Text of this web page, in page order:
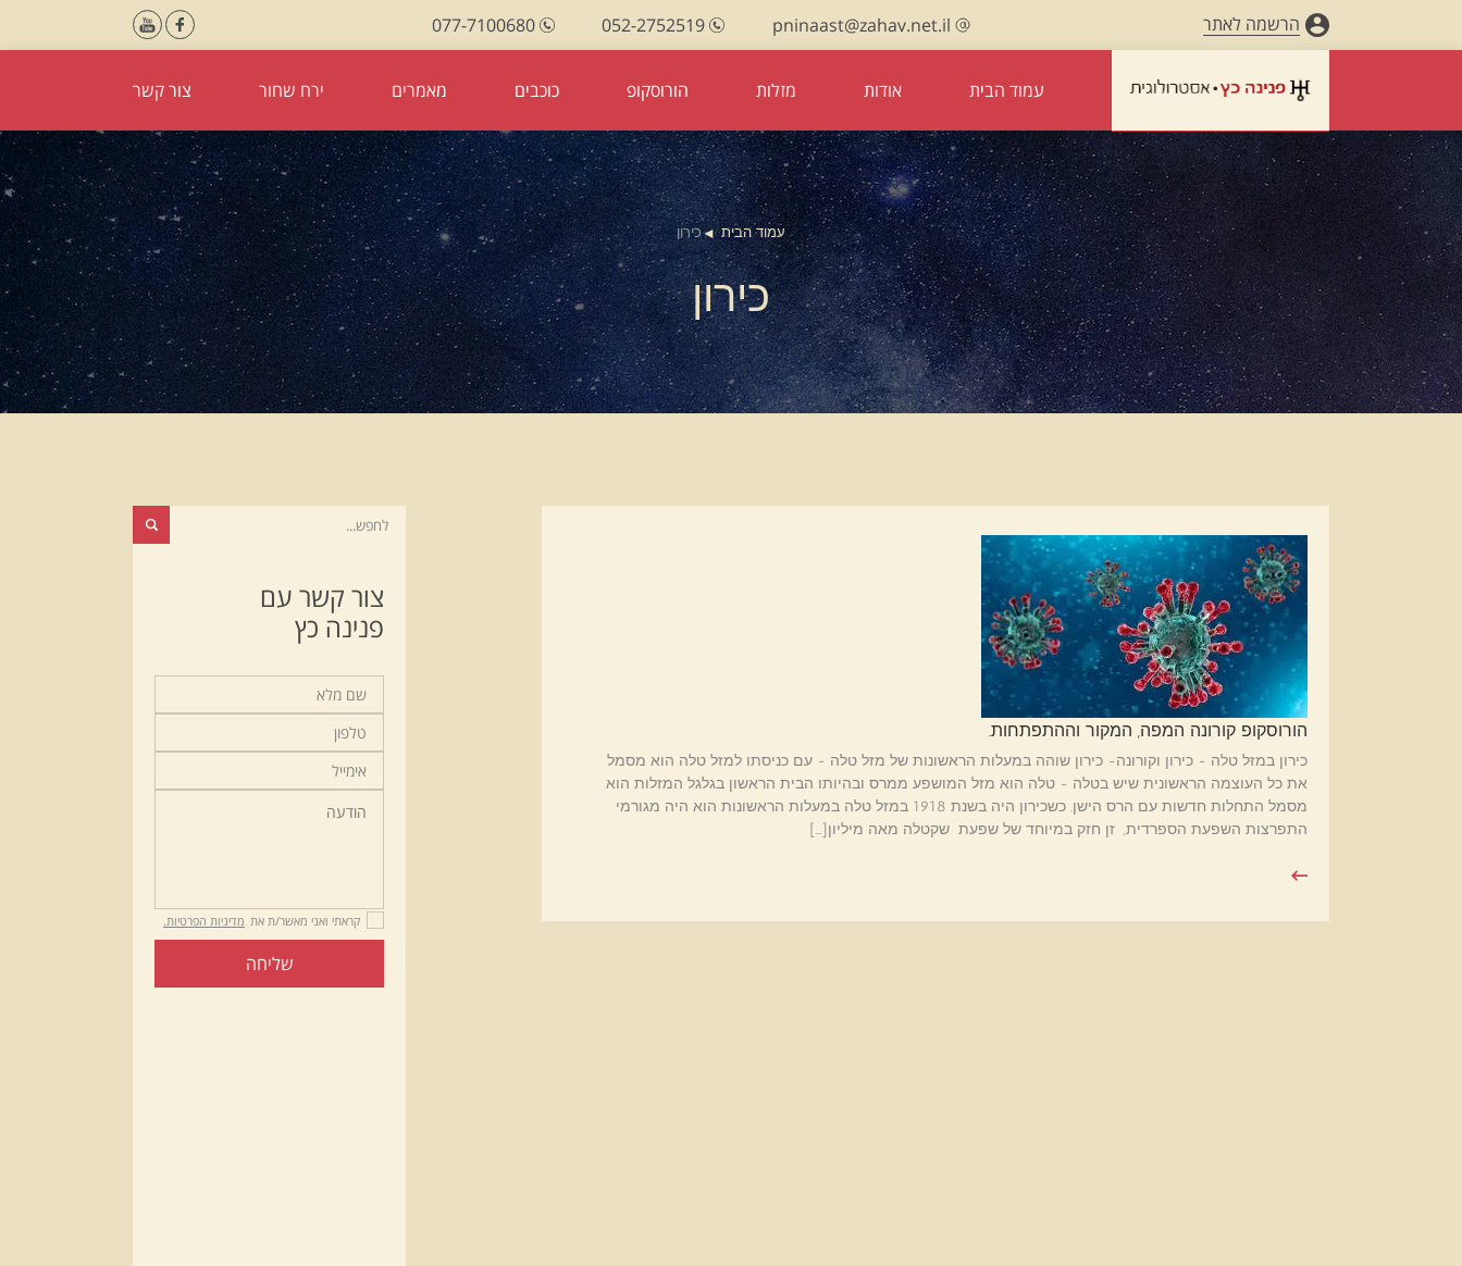
הרשמה לאתר pninaast@zahav.net.il
052-2752519
077-7100680
עמוד הבית אודות מזלות הורוסקופ כוכבים מאמרים ירח שחור צור קשר
עמוד הבית כירון
כירון
הורוסקופ קורונה המפה, המקור וההתפתחות.
כירון במזל טלה - כירון וקורונה- כירון שוהה במעלות הראשונות של מזל טלה - עם כניסתו למזל טלה הוא מסמל
את כל העוצמה הראשונית שיש בטלה - טלה הוא מזל המושפע ממרס ובהיותו הבית הראשון בגלגל המזלות הוא
מסמל התחלות חדשות עם הרס הישן. כשכירון היה בשנת 1918 במזל טלה במעלות הראשונות הוא היה מגורמי
התפרצות השפעת הספרדית, זן חזק במיוחד של שפעת שקטלה מאה מיליון[…]
צור קשר עם
פנינה כץ
קראתי ואני מאשר/ת את מדיניות הפרטיות.
שליחה